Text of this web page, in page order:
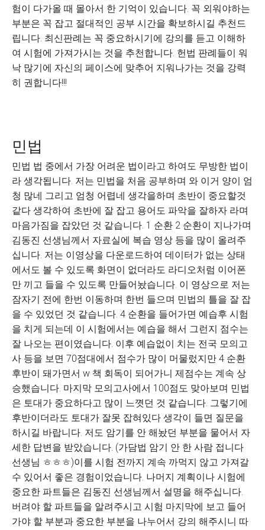
험이 다가올 때 몰아서 한 기억이 있습니다. 꼭 외워야하는
부분은 꼭 잡고 절대적인 공부 시간을 확보하시길 추천드
립니다. 최신판례는 꼭 중요하시기에 강의를 듣고 이해하
여 시험에 가져가시는 것을 추천합니다. 헌법 판례들이 워
낙 많기에 자신의 페이스에 맞추어 지워나가는 것을 강력
히 권합니다!!!
민법
민법 법 중에서 가장 어려운 법이라고 하여도 무방한 법이
라 생각됩니다. 저는 민법을 처음 공부하며 와 이거 양이 엄
청 많네 그리고 엄청 어렵네 생각을하며 초반이 중요할것
같다 생각하여 초반에 잘 잡고 용어도 파악을 잘하자 라며
마음가짐을 잡았던 것 같습니다. 1 순환 2 순환이 지나가며
김동진 선생님께서 자료실에 복습 영상 등을 많이 올려주
십니다. 저는 이영상을 다운로드하여 데이터가 없는 상태
에서도 볼 수 있도록 화면이 없더라도 라디오처럼 이어폰
만 끼고 들을 수 있도록 만들어놨습니다. 이 영상으로 저는
잠자기 전에 한번 이동하며 한번 들으며 민법의 틀을 잘 잡
을 수 있었던 것 같습니다. 4 순환을 들어가면 예습후 시험
을 치게 되는데 이 시험에서는 예습을 해서 그런지 점수는
잘 나오는 편이였습니다. 이후 예습없이 치는 전국 모의고
사 등을 보면 70점대에서 점수가 많이 머물렀지만 4 순환
후반이 돼가면서 w 책 회독이 되어가니 제점수는 계속 상
승했습니다. 마지막 모의고사에서 100점도 맞아보며 민법
은 토대가 중요하다고 많이 느꼇던 것 같습니다. 그렇기에
후반이더라도 토대가 잘못 잡혀있다 생각이 들면 질문을
하시길 바랍니다. 저도 암기를 안 해놨던 부분을 물어서 자
세한 답변을 받았습니다. (가담법 암기 안 한 사람 접니다
선생님 ㅎㅎㅎ)이를 시험 전까지 계속 까먹지 않고 가져갈
수 있어서 좋은 경험이었습니다. 나머지 계획이나 시험에
중요한 파트들은 김동진 선생님께서 설명을 해주십니다.
버려야 할 파트들을 알려주시고 시험 마지막에 보고 들어
가야 할 부분과 중요한 부분을 나누어서 강의 해주시니 따